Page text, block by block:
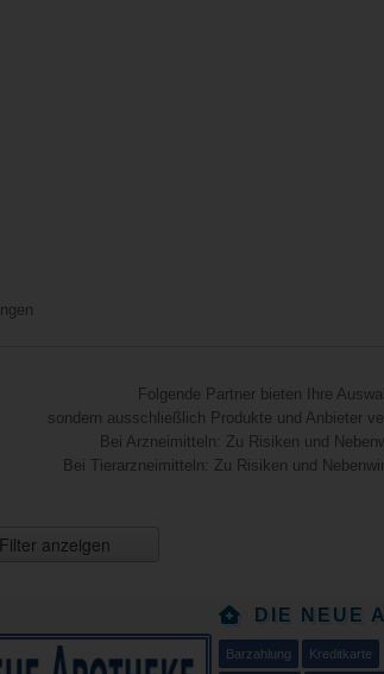
Folgende Partner bieten Ihre
sondern ausschließlich Produkte und Anbieter
Bei Arzneimitteln: Zu Risiken und
Bei Tierarzneimitteln: Zu Risiken und
Filter anzeigen
DIE NEUE
Barzahlung Kreditkarte